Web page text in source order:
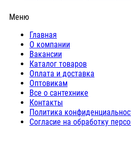
Меню
Главная
О компании
Вакансии
Каталог товаров
Оплата и доставка
Оптовикам
Все о сантехнике
Контакты
Политика
Согласие на обработку